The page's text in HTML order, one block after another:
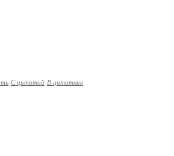
С цитатой В цитатник